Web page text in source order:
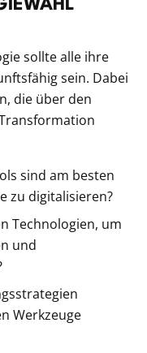
sollte alle ihre
sein. Dabei
die über den
sind am besten
zu digitalisieren?
Technologien, um
und
Werkzeuge